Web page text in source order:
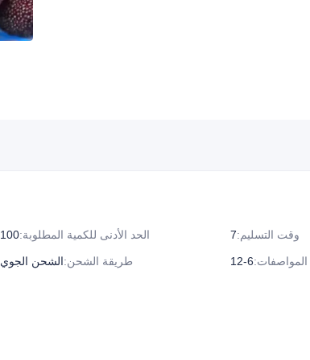
الحد الأدنى للكمية المطلوبة:
100 وقت التسليم:
7
طريقة الشحن:الشحن الجوي :